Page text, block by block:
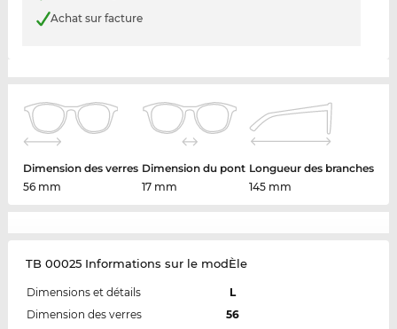
Achat sur facture
Dimension des verres
56 mm
Dimension du pont
17 mm
Longueur des branches
145 mm
TB 00025 Informations sur le modÈle
Dimensions et détails
L
Dimension des verres
56